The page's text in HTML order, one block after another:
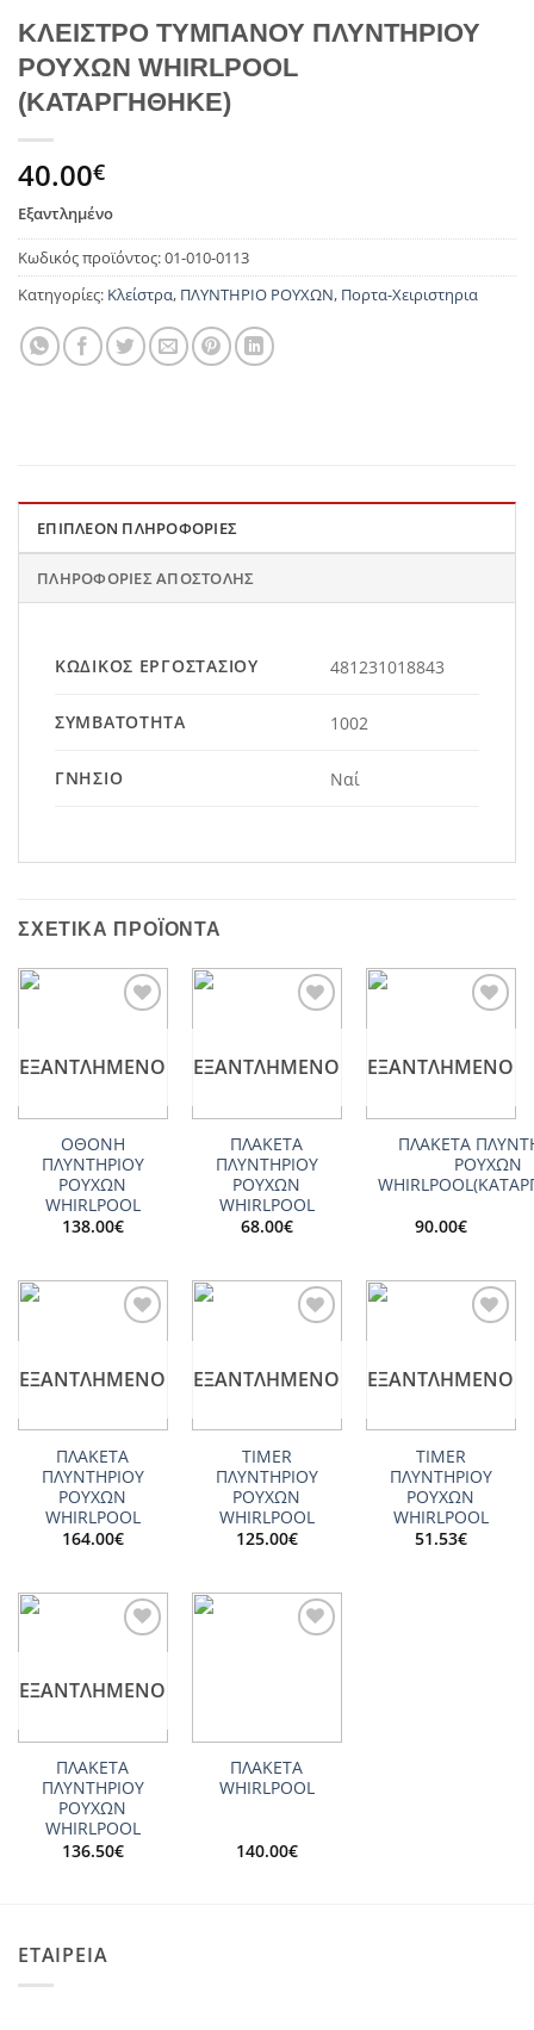
ΚΛΕΙΣΤΡΟ ΤΥΜΠΑΝΟΥ ΠΛΥΝΤΗΡΙΟΥ
ΡΟΥΧΩΝ WHIRLPOOL
(ΚΑΤΑΡΓΗΘΗΚΕ)
40.00€
Εξαντλημένο
Κωδικός προϊόντος:01-010-0113
Κατηγορίες: Κλείστρα, ΠΛΥΝΤΗΡΙΟ ΡΟΥΧΩΝ, Πορτα-Χειριστηρια
ΕΠΙΠΛΈΟΝ ΠΛΗΡΟΦΟΡΊΕΣ
ΠΛΗΡΟΦΟΡΊΕΣ ΑΠΟΣΤΟΛΉΣ
ΚΩΔΙΚΌΣ ΕΡΓΟΣΤΑΣΊΟΥ 481231018843
ΣΥΜΒΑΤΌΤΗΤΑ 1002
ΓΝΉΣΙΟ Ναί
ΣΧΕΤΙΚΆ ΠΡΟΪΌΝΤΑ
ΕΞΑΝΤΛΗΜΈΝΟ
ΟΘΟΝΗ
ΠΛΥΝΤΗΡΙΟΥ
ΡΟΥΧΩΝ
WHIRLPOOL
138.00€
ΕΞΑΝΤΛΗΜΈΝΟ
ΠΛΑΚΕΤΑ
ΠΛΥΝΤΗΡΙΟΥ
ΡΟΥΧΩΝ
WHIRLPOOL
68.00€
ΕΞΑΝΤΛΗΜΈΝΟ
ΠΛΑΚΕΤΑ
ΡΟΥΧΩΝ
90.00€
ΕΞΑΝΤΛΗΜΈΝΟ
ΠΛΑΚΕΤΑ
ΠΛΥΝΤΗΡΙΟΥ
ΡΟΥΧΩΝ
WHIRLPOOL
164.00€
ΕΞΑΝΤΛΗΜΈΝΟ
TIMER
ΠΛΥΝΤΗΡΙΟΥ
ΡΟΥΧΩΝ
WHIRLPOOL
125.00€
ΕΞΑΝΤΛΗΜΈΝΟ
TIMER
ΠΛΥΝΤΗΡΙΟΥ
ΡΟΥΧΩΝ
WHIRLPOOL
51.53€
ΕΞΑΝΤΛΗΜΈΝΟ
ΠΛΑΚΕΤΑ
ΠΛΥΝΤΗΡΙΟΥ
ΡΟΥΧΩΝ
WHIRLPOOL
136.50€
ΠΛΑΚΕΤΑ
WHIRLPOOL
140.00€
ΕΤΑΙΡΕΙΑ